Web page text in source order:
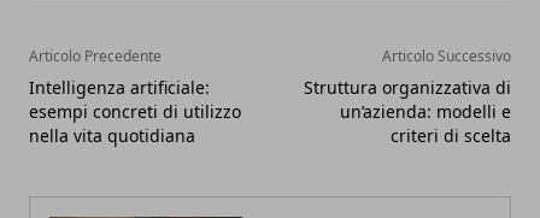
Articolo Precedente
Intelligenza artificiale:
esempi concreti di utilizzo
nella vita quotidiana
Articolo Successivo
Struttura organizzativa di
un’azienda: modelli e
criteri di scelta